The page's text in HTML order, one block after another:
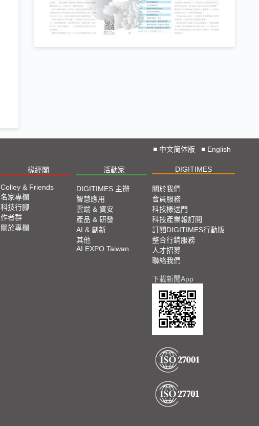
■ 中文简体版 ■ English
椽經閣 活動家 DIGITIMES
Colley & Friends
名家專欄
科技行腳
作者群
關於專欄
DIGITIMES 主辦
智慧應用
雲端 & 資安
產品 & 研發
AI & 創新
其他
AI EXPO Taiwan
關於我們
會員服務
科技椽送門
科技產業報訂閱
訂閱DIGITIMES行動版
整合行銷服務
人才招募
聯絡我們
下載新聞App